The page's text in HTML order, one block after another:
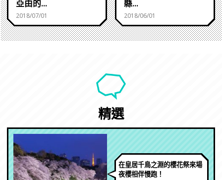
亞由的...
2018/07/01
縣...
2018/06/01
精選
在皇居千鳥之淵的櫻花祭來場
夜櫻相伴慢跑！